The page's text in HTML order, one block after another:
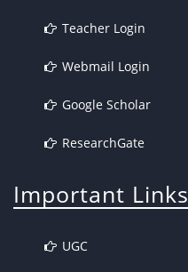
Teacher Login
Webmail Login
Google Scholar
ResearchGate
Important Links
UGC